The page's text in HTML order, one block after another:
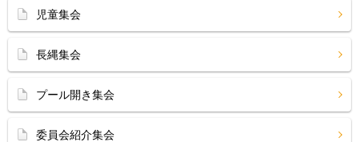
児童集会
長縄集会
プール開き集会
委員会紹介集会